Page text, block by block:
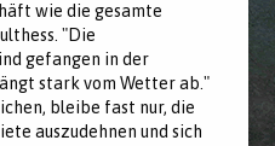
wie die gesamte
"Die
gefangen in der
stark vom Wetter ab."
bleibe fast nur, die
auszudehnen und sich